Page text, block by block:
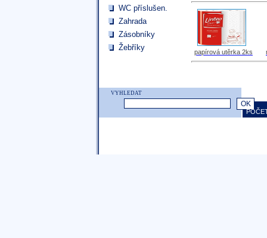
WC příslušen.
Zahrada
Zásobníky
Žebříky
papírová utěrka 2ks
VYHLEDAT